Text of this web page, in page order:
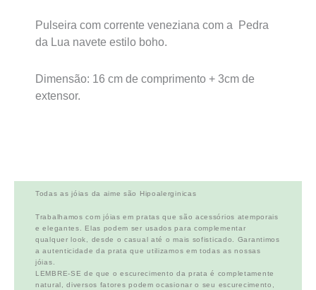
Pulseira com corrente veneziana com a Pedra
da Lua navete estilo boho.
Dimensão: 16 cm de comprimento + 3cm de
extensor.
Todas as jóias da aime são Hipoalerginicas
Trabalhamos com jóias em pratas que são acessórios atemporais
e elegantes. Elas podem ser usados para complementar
qualquer look, desde o casual até o mais sofisticado. Garantimos
a autenticidade da prata que utilizamos em todas as nossas
jóias.
LEMBRE-SE de que o escurecimento da prata é completamente
natural, diversos fatores podem ocasionar o seu escurecimento,